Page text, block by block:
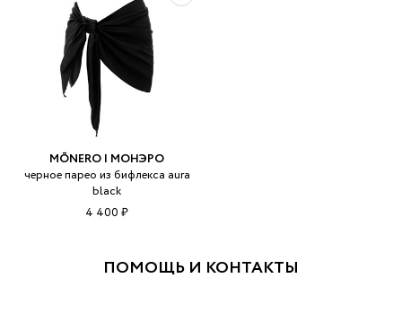
MŌNERO | МОНЭРО
черное парео из бифлекса aura
black
4 400 ₽
ПОМОЩЬ И КОНТАКТЫ